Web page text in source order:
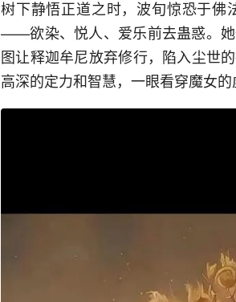
树下静悟正道之时，波旬惊恐于佛
——欲染、悦人、爱乐前去蛊惑。
图让释迦牟尼放弃修行，陷入尘世
高深的定力和智慧，一眼看穿魔女